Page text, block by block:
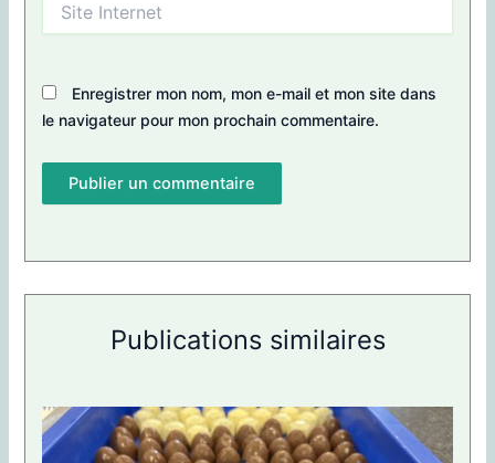
Internet
Enregistrer mon nom, mon e-mail et mon site dans
le navigateur pour mon prochain commentaire.
Publications similaires